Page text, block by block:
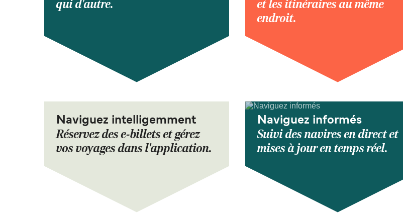
qui d'autre.
et les itinéraires au même
endroit.
Naviguez intelligemment
Réservez des e-billets et gérez
vos voyages dans l'application.
Naviguez informés
Suivi des navires en direct et
mises à jour en temps réel.